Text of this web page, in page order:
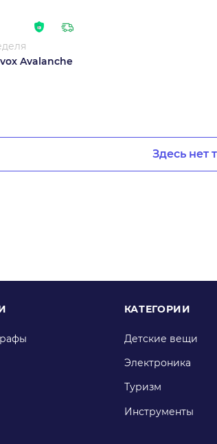
Avalanche
Здесь нет
КАТЕГОРИИ
Детские вещи
Электроника
Туризм
Инструменты